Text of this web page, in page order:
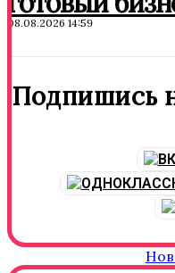
08.08.2026 14:59
Подпишись